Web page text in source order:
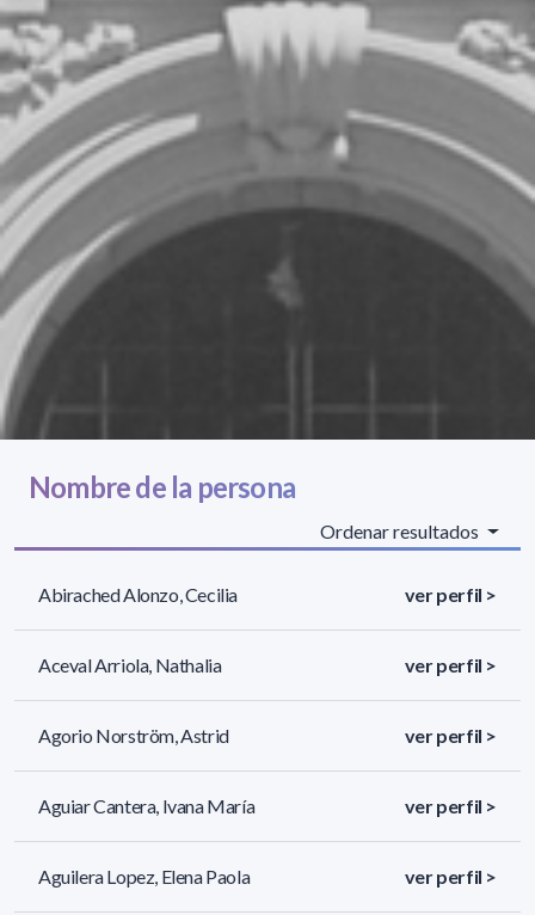
Nombre de la persona
Ordenar resultados
Abirached Alonzo, Cecilia ver perfil >
Aceval Arriola, Nathalia ver perfil >
Agorio Norström, Astrid ver perfil >
Aguiar Cantera, Ivana María ver perfil >
Aguilera Lopez, Elena Paola ver perfil >